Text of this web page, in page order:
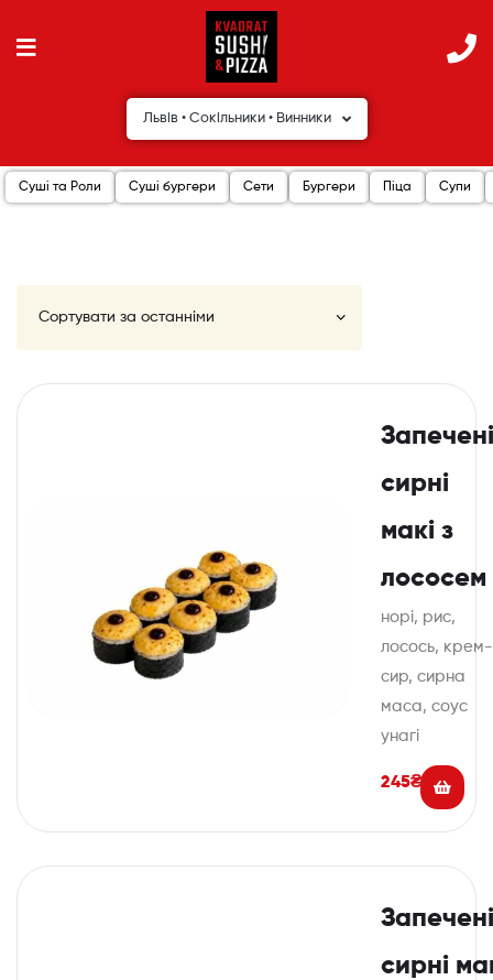
Львів • Сокільники • Винники
Суші та Роли Суші бургери Сети Бургери Піца Супи
Запечені
сирні
макі з
лососем
норі, рис,
лосось, крем-
сир, сирна
маса, соус
унагі
245₴
Запечені
сирні